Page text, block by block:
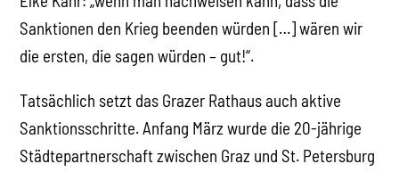
Sanktionen den Krieg beenden würden […] wären wir
die ersten, die sagen würden – gut!“.
Tatsächlich setzt das Grazer Rathaus auch aktive
Sanktionsschritte. Anfang März wurde die 20-jährige
Städtepartnerschaft zwischen Graz und St. Petersburg